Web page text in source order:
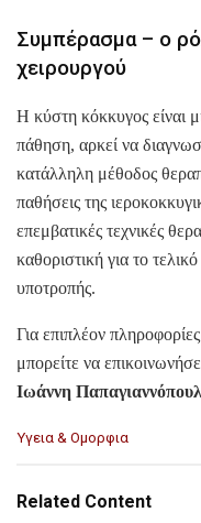
Συμπέρασμα – ο
χειρουργού
Η κύστη κόκκυγος είναι
πάθηση, αρκεί να
κατάλληλη μέθοδος
παθήσεις της
επεμβατικές τεχνικές
καθοριστική για το
υποτροπής.
Για επιπλέον
μπορείτε να
Ιωάννη
C
e
Υγεια & Ομορφια
Related Content